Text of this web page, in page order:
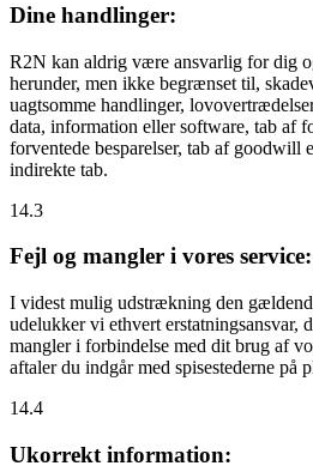
Dine handlinger:
R2N kan aldrig være ansvarlig for dig
herunder, men ikke begrænset til,
uagtsomme handlinger,
data, information eller software, tab af
forventede besparelser, tab af goodwill
indirekte tab.
14.3
Fejl og mangler i vores service:
I videst mulig udstrækning den
udelukker vi ethvert erstatningsansvar,
mangler i forbindelse med dit brug af
aftaler du indgår med spisestederne på
14.4
Ukorrekt information: